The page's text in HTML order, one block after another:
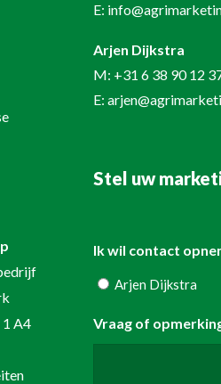
1 A4
E:
Arjen Dijkstra
M: +31 6 38 90 12
E:
Stel uw
Ik wil contact
Arjen Dijkstra
Vraag of